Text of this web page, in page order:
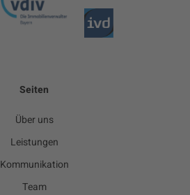
Seiten
Über uns
Leistungen
Kommunikation
Team